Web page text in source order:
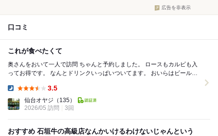
広告を非表示
口コミ
これが食べたくて
奥さんをおいて一人で訪問 ちゃんと予約しました。 ロースもカルビも入
ってお得です。 なんとドリンクいっぱいついてます。 おいらはビールを
3.5
仙台オヤジ （135）
2026/05 訪問
3回
おすすめ 石垣牛の高級店なんかいけるわけないじゃんという